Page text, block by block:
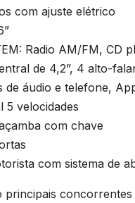
com ajuste elétrico
Radio AM/FM, CD
de 4,2”, 4 alto-
áudio e telefone,
5 velocidades
com chave
com sistema de
principais